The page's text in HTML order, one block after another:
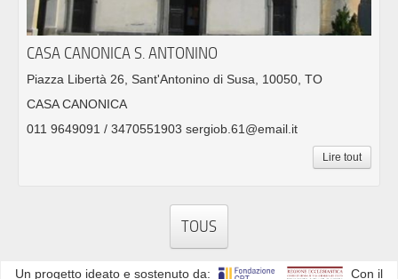
CASA CANONICA S. ANTONINO
Piazza Libertà 26, Sant'Antonino di Susa, 10050, TO
CASA CANONICA
011 9649091 / 3470551903 sergiob.61@email.it
Lire tout
TOUS
Un progetto ideato e sostenuto da: Con il